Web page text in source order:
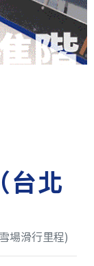
台北
場滑行里程)